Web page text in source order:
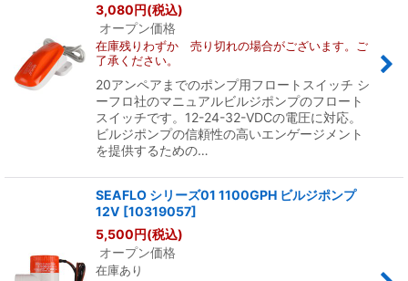
3,080円(税込)
オープン価格
在庫残りわずか 売り切れの場合がございます。ご
了承ください。
20アンペアまでのポンプ用フロートスイッチ シ
ーフロ社のマニュアルビルジポンプのフロート
スイッチです。12-24-32-VDCの電圧に対応。
ビルジポンプの信頼性の高いエンゲージメント
を提供するための…
SEAFLO シリーズ01 1100GPH ビルジポンプ
12V [10319057]
5,500円(税込)
オープン価格
在庫あり